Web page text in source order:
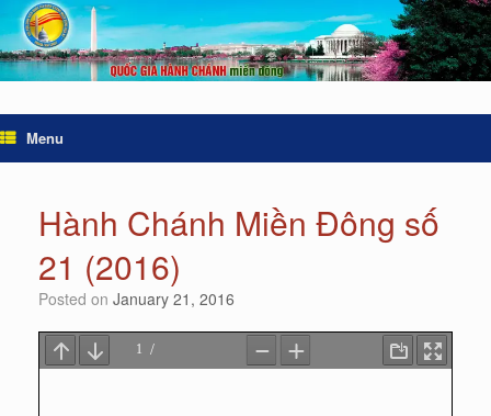
Menu
Hành Chánh Miền Đông số
21 (2016)
Posted on January 21, 2016